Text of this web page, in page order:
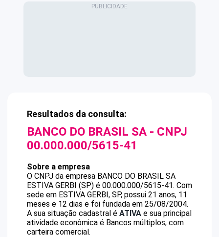
Resultados da consulta:
BANCO DO BRASIL SA - CNPJ
00.000.000/5615-41
Sobre a empresa
O CNPJ da empresa BANCO DO BRASIL SA
ESTIVA GERBI (SP) é 00.000.000/5615-41. Com
sede em ESTIVA GERBI, SP, possui 21 anos, 11
meses e 12 dias e foi fundada em 25/08/2004.
A sua situação cadastral é ATIVA e sua principal
atividade econômica é Bancos múltiplos, com
carteira comercial.